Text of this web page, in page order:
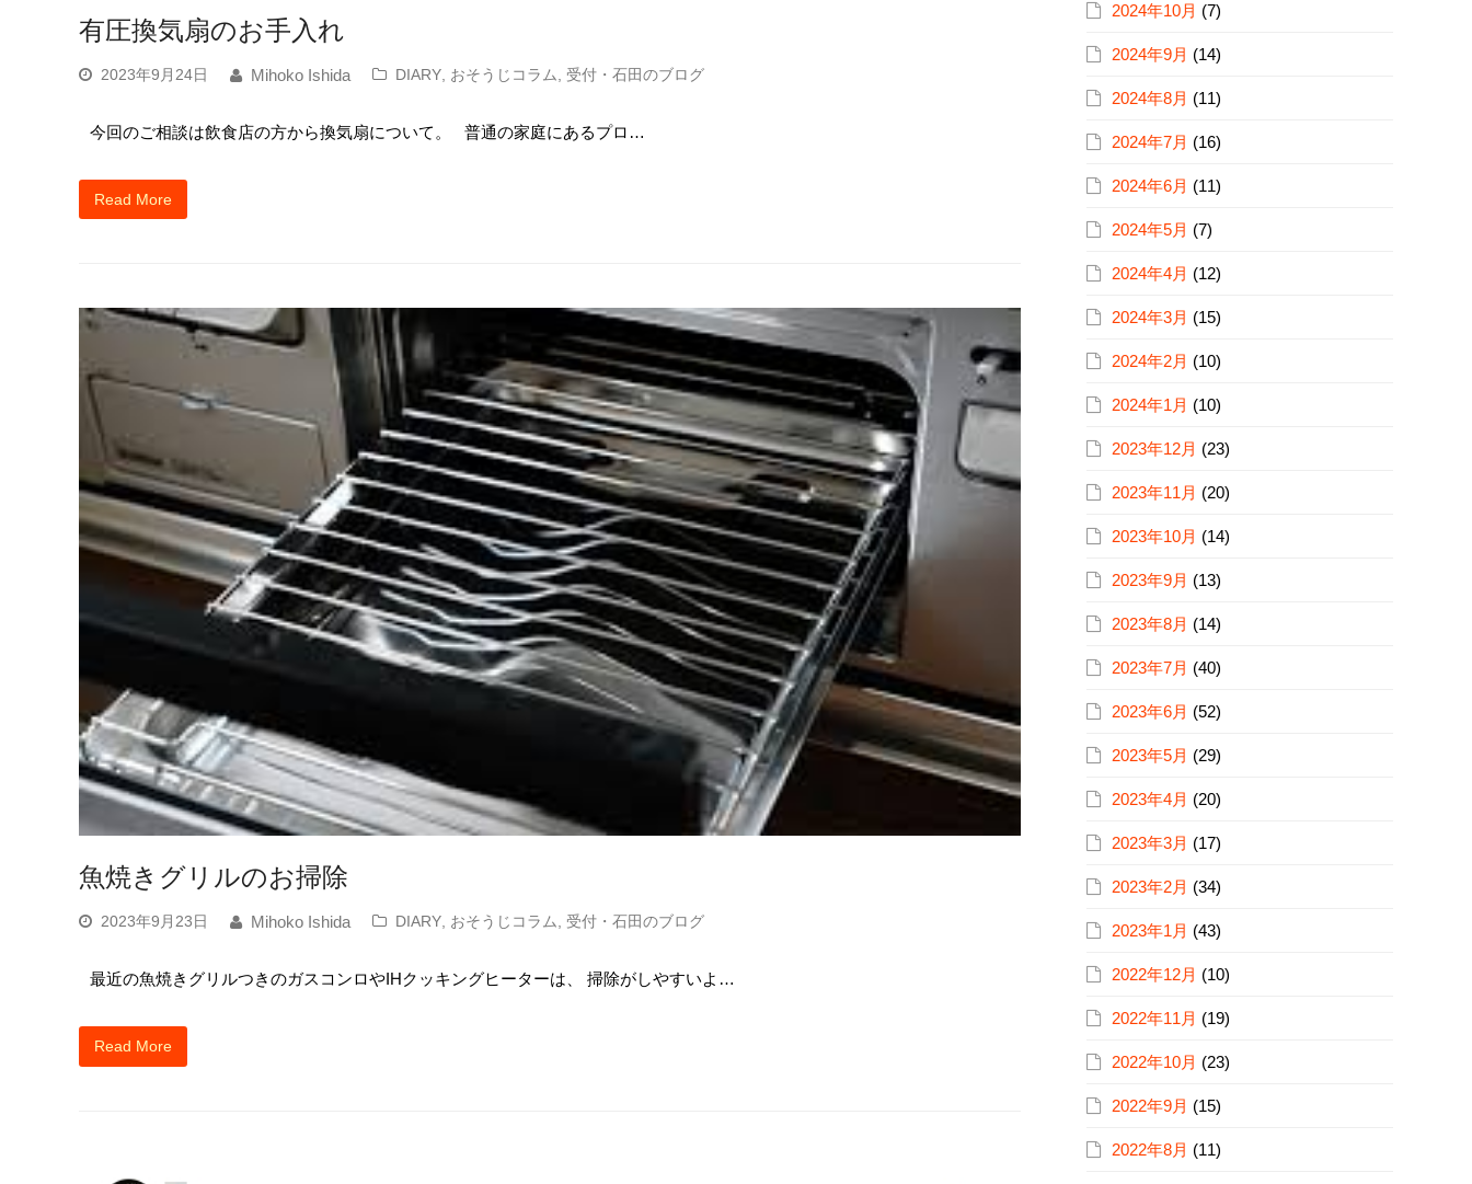
有圧換気扇のお手入れ
2023年9月24日 Mihoko Ishida DIARY おそうじコラム 受付・石田のブログ
今回のご相談は飲食店の方から換気扇について。 普通の家庭にあるプロ…
Read More
魚焼きグリルのお掃除
2023年9月23日 Mihoko Ishida DIARY おそうじコラム 受付・石田のブログ
最近の魚焼きグリルつきのガスコンロやIHクッキングヒーターは、 掃除がしやすいよ…
Read More
2024年10月 (7)
2024年9月 (14)
2024年8月 (11)
2024年7月 (16)
2024年6月 (11)
2024年5月 (7)
2024年4月 (12)
2024年3月 (15)
2024年2月 (10)
2024年1月 (10)
2023年12月 (23)
2023年11月 (20)
2023年10月 (14)
2023年9月 (13)
2023年8月 (14)
2023年7月 (40)
2023年6月 (52)
2023年5月 (29)
2023年4月 (20)
2023年3月 (17)
2023年2月 (34)
2023年1月 (43)
2022年12月 (10)
2022年11月 (19)
2022年10月 (23)
2022年9月 (15)
2022年8月 (11)